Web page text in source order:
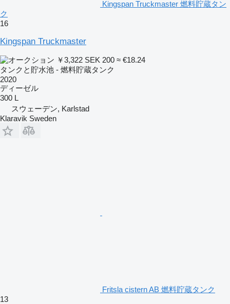
Kingspan Truckmaster 燃料貯蔵タン
ク
16
Kingspan Truckmaster
￥3,322 SEK 200 ≈ €18.24
タンクと貯水池 - 燃料貯蔵タンク
2020
ディーゼル
300 L
スウェーデン, Karlstad
Klaravik Sweden
Fritsla cistern AB 燃料貯蔵タンク
13